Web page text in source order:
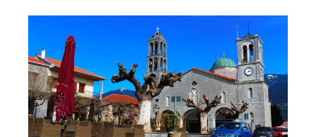
מסלולים מוכנים ב-11 יעדים
לחצו לבחירת המסלול
המתאים לכם »
מעטפת לוגיסטית מלאה: מלונות, רכב ופעילויות–
לחצו למידע נוסף »
מערכת ניווט חכמה וליווי לאורך כל הדרך–לחצו